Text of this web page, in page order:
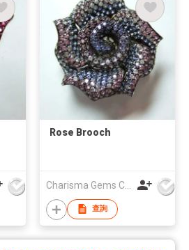
Rose Brooch
查詢